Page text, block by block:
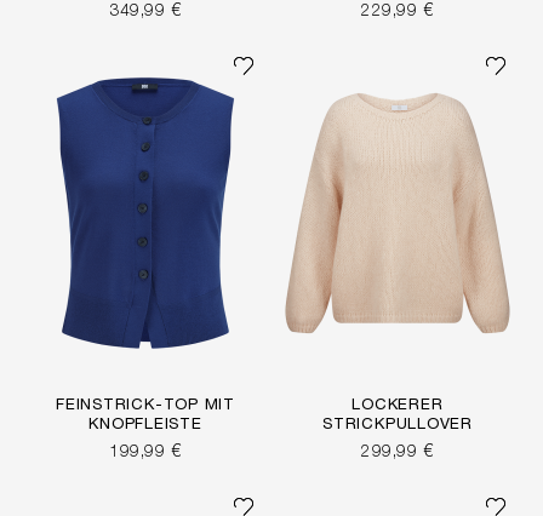
349,99 € 229,99 €
FEINSTRICK-TOP MIT
KNOPFLEISTE
199,99 €
LOCKERER
STRICKPULLOVER
299,99 €